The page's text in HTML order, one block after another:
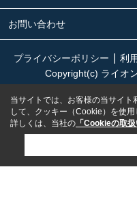
お問い合わせ
プライバシーポリシー 利
Copyright(c) ライオ
当サイトでは、お客様の当サイト
して、クッキー（Cookie）を使用
詳しくは、当社の 「Cookieの取